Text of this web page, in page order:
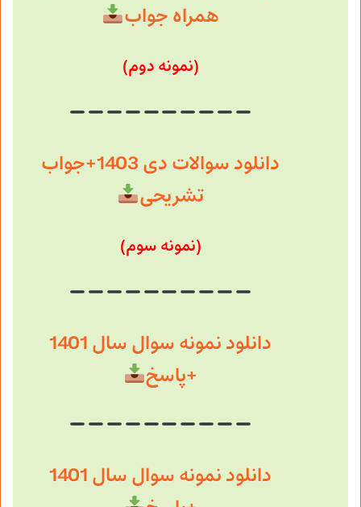
همراه جواب
(نمونه دوم)
دانلود سوالات دی 1403+جواب
تشریحی
(نمونه سوم)
دانلود نمونه سوال سال 1401
+پاسخ
دانلود نمونه سوال سال 1401